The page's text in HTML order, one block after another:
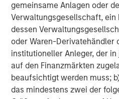
gemeinsame Anlagen oder
Verwaltungsgesellschaft, ein
dessen
oder Waren-Derivatehändler
institutioneller Anleger, der
auf den Finanzmärkten
beaufsichtigt werden muss;
das mindestens zwei der
Ecwid currently serves over
over 100 countries around
ended March 31, 2021, Ecwid
over $20 million, growing at a
year-over-year. Lightspeed
estimated consideration of
satisfied by way of payment
approximately $175 million in